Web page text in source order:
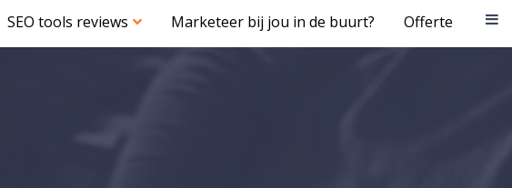
SEO tools reviews Marketeer bij jou in de buurt? Offerte